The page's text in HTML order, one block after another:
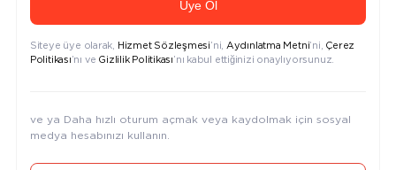
Üye Ol
Siteye üye olarak, Hizmet Sözleşmesi’ni, Aydınlatma Metni’ni, Çerez
Politikası’nı ve Gizlilik Politikası’nı kabul ettiğinizi onaylıyorsunuz.
ve ya Daha hızlı oturum açmak veya kaydolmak için sosyal
medya hesabınızı kullanın.